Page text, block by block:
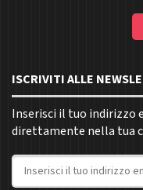
ISCRIVITI ALLE
Inserisci il tuo indirizzo
direttamente nella tua
Indirizzo email